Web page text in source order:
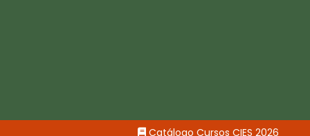
Catálogo Cursos CIES 2026